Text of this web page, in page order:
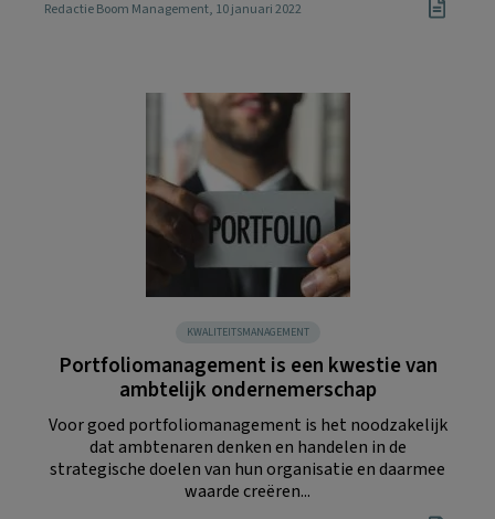
Redactie Boom Management, 10 januari 2022
KWALITEITSMANAGEMENT
Portfoliomanagement is een kwestie van
ambtelijk ondernemerschap
Voor goed portfoliomanagement is het noodzakelijk
dat ambtenaren denken en handelen in de
strategische doelen van hun organisatie en daarmee
waarde creëren...